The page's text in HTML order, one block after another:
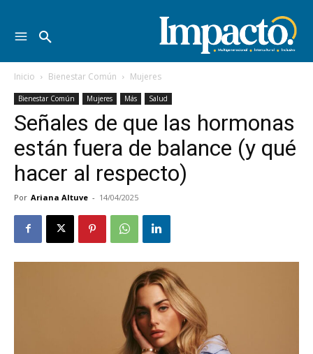
Inicio Bienestar Común Mujeres
Bienestar Común Mujeres Más Salud
Señales de que las hormonas
están fuera de balance (y qué
hacer al respecto)
Por Ariana Altuve - 14/04/2025